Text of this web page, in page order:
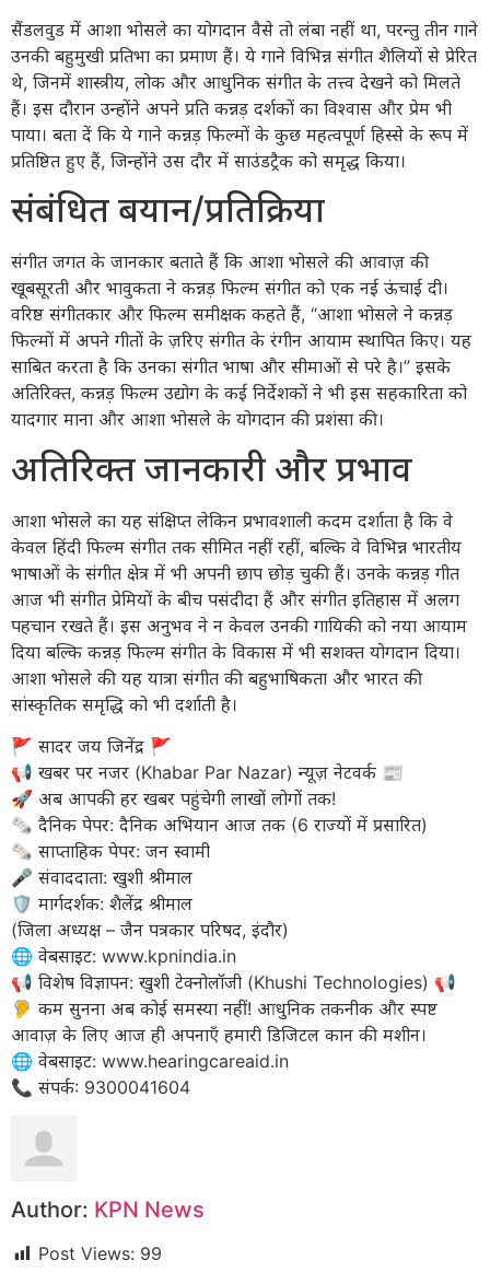
सैंडलवुड में आशा भोसले का योगदान वैसे तो लंबा नहीं था, परन्तु तीन गाने
उनकी बहुमुखी प्रतिभा का प्रमाण हैं। ये गाने विभिन्न संगीत शैलियों से प्रेरित
थे, जिनमें शास्त्रीय, लोक और आधुनिक संगीत के तत्त्व देखने को मिलते
हैं। इस दौरान उन्होंने अपने प्रति कन्नड़ दर्शकों का विश्वास और प्रेम भी
पाया। बता दें कि ये गाने कन्नड़ फिल्मों के कुछ महत्वपूर्ण हिस्से के रूप में
प्रतिष्ठित हुए हैं, जिन्होंने उस दौर में साउंडट्रैक को समृद्ध किया।
संबंधित बयान/प्रतिक्रिया
संगीत जगत के जानकार बताते हैं कि आशा भोसले की आवाज़ की
खूबसूरती और भावुकता ने कन्नड़ फिल्म संगीत को एक नई ऊंचाई दी।
वरिष्ठ संगीतकार और फिल्म समीक्षक कहते हैं, “आशा भोसले ने कन्नड़
फिल्मों में अपने गीतों के ज़रिए संगीत के रंगीन आयाम स्थापित किए। यह
साबित करता है कि उनका संगीत भाषा और सीमाओं से परे है।” इसके
अतिरिक्त, कन्नड़ फिल्म उद्योग के कई निर्देशकों ने भी इस सहकारिता को
यादगार माना और आशा भोसले के योगदान की प्रशंसा की।
अतिरिक्त जानकारी और प्रभाव
आशा भोसले का यह संक्षिप्त लेकिन प्रभावशाली कदम दर्शाता है कि वे
केवल हिंदी फिल्म संगीत तक सीमित नहीं रहीं, बल्कि वे विभिन्न भारतीय
भाषाओं के संगीत क्षेत्र में भी अपनी छाप छोड़ चुकी हैं। उनके कन्नड़ गीत
आज भी संगीत प्रेमियों के बीच पसंदीदा हैं और संगीत इतिहास में अलग
पहचान रखते हैं। इस अनुभव ने न केवल उनकी गायिकी को नया आयाम
दिया बल्कि कन्नड़ फिल्म संगीत के विकास में भी सशक्त योगदान दिया।
आशा भोसले की यह यात्रा संगीत की बहुभाषिकता और भारत की
सांस्कृतिक समृद्धि को भी दर्शाती है।
​🚩 सादर जय जिनेंद्र 🚩
​📢 खबर पर नजर (Khabar Par Nazar) न्यूज़ नेटवर्क 📰
🚀 अब आपकी हर खबर पहुंचेगी लाखों लोगों तक!
​🗞️ दैनिक पेपर: दैनिक अभियान आज तक (6 राज्यों में प्रसारित)
🗞️ साप्ताहिक पेपर: जन स्वामी
​🎤 संवाददाता: खुशी श्रीमाल
🛡️ मार्गदर्शक: शैलेंद्र श्रीमाल
(जिला अध्यक्ष – जैन पत्रकार परिषद, इंदौर)
​🌐 वेबसाइट: www.kpnindia.in
​📢 विशेष विज्ञापन: खुशी टेक्नोलॉजी (Khushi Technologies) 📢
🦻 कम सुनना अब कोई समस्या नहीं! आधुनिक तकनीक और स्पष्ट
आवाज़ के लिए आज ही अपनाएँ हमारी डिजिटल कान की मशीन।
​🌐 वेबसाइट: www.hearingcareaid.in
📞 संपर्क: 9300041604
Author: KPN News
Post Views: 99